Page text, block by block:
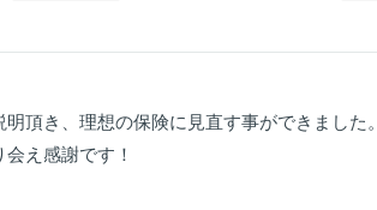
頂き、理想の保険に見直す事ができました。
え感謝です！